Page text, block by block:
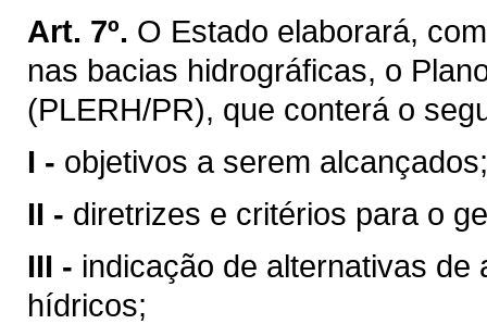
Art. 7º. O Estado elaborará,
nas bacias hidrográficas, o
(PLERH/PR), que conterá o
I - objetivos a serem alcançados;
II - diretrizes e critérios para o
III - indicação de alternativas
hídricos;